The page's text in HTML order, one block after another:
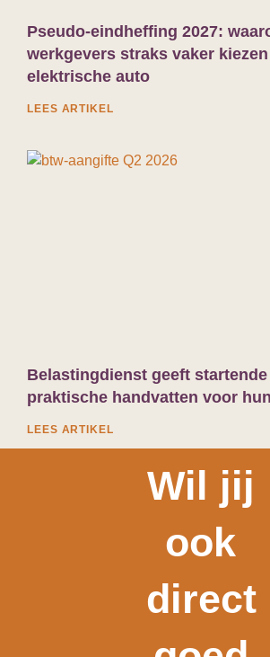
Pseudo-eindheffing 2027:
werkgevers straks vaker
elektrische auto
LEES ARTIKEL
Belastingdienst geeft
praktische handvatten voor
LEES ARTIKEL
Wil jij
ook
direct